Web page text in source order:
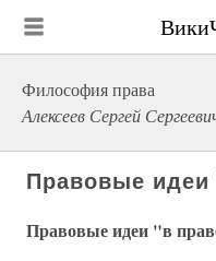
Философия права
Алексеев Сергей
Правовые идеи
Правовые идеи "в